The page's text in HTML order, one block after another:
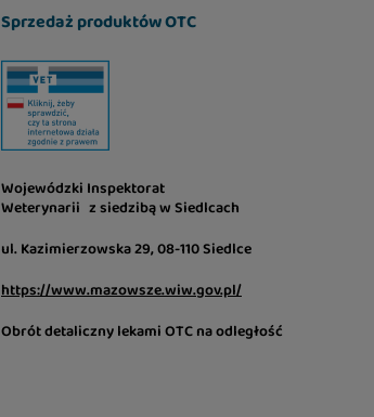
Sprzedaż produktów OTC
Wojewódzki Inspektorat
Weterynarii z siedzibą w Siedlcach
ul. Kazimierzowska 29, 08-110 Siedlce
https://www.mazowsze.wiw.gov.pl/
Obrót detaliczny lekami OTC na odległość